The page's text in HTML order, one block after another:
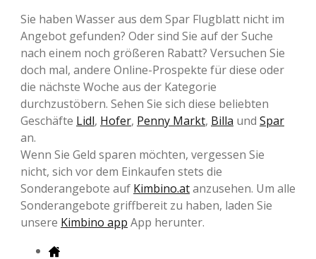
Sie haben Wasser aus dem Spar Flugblatt nicht im
Angebot gefunden? Oder sind Sie auf der Suche
nach einem noch größeren Rabatt? Versuchen Sie
doch mal, andere Online-Prospekte für diese oder
die nächste Woche aus der Kategorie
durchzustöbern. Sehen Sie sich diese beliebten
Geschäfte Lidl, Hofer, Penny Markt, Billa und Spar
an.
Wenn Sie Geld sparen möchten, vergessen Sie
nicht, sich vor dem Einkaufen stets die
Sonderangebote auf Kimbino.atanzusehen. Um alle
Sonderangebote griffbereit zu haben, laden Sie
unsere Kimbino app App herunter.